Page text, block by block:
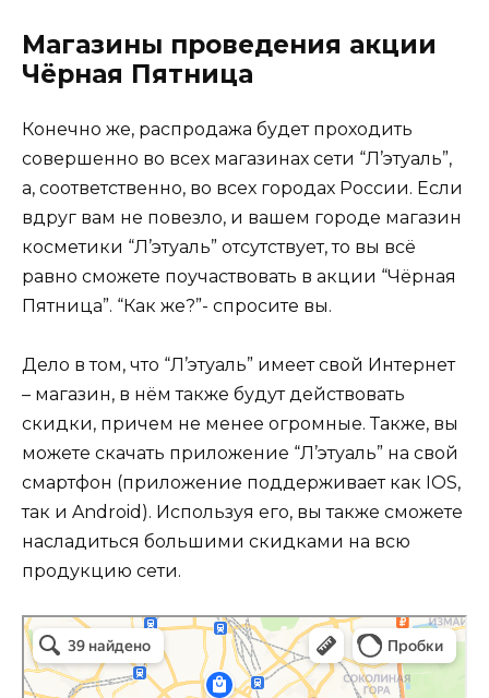
Магазины проведения акции
Чёрная Пятница
Конечно же, распродажа будет проходить
совершенно во всех магазинах сети “Л’этуаль”,
а, соответственно, во всех городах России. Если
вдруг вам не повезло, и вашем городе магазин
косметики “Л’этуаль” отсутствует, то вы всё
равно сможете поучаствовать в акции “Чёрная
Пятница”. “Как же?”- спросите вы.
Дело в том, что “Л’этуаль” имеет свой Интернет
– магазин, в нём также будут действовать
скидки, причем не менее огромные. Также, вы
можете скачать приложение “Л’этуаль” на свой
смартфон (приложение поддерживает как IOS,
так и Android). Используя его, вы также сможете
насладиться большими скидками на всю
продукцию сети.